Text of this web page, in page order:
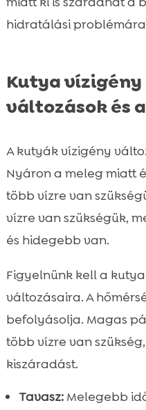
hidratálási
Kutya
változások és
A kutyák vízigény
Nyáron a meleg miatt
több vízre van
vízre van szükségük,
és hidegebb van.
Figyelnünk kell a
változásaira. A
befolyásolja. Magas
több vízre van
kiszáradást.
Tavasz:Melegebb